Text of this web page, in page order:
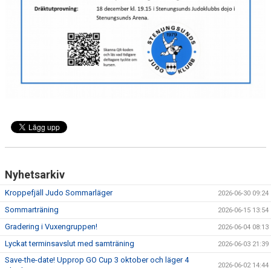
Nyhetsarkiv
Kroppefjäll Judo Sommarläger 2026-06-30 09:24
Sommarträning 2026-06-15 13:54
Gradering i Vuxengruppen! 2026-06-04 08:13
Lyckat terminsavslut med samträning 2026-06-03 21:39
Save-the-date! Upprop GO Cup 3 oktober och läger 4
2026-06-02 14:44